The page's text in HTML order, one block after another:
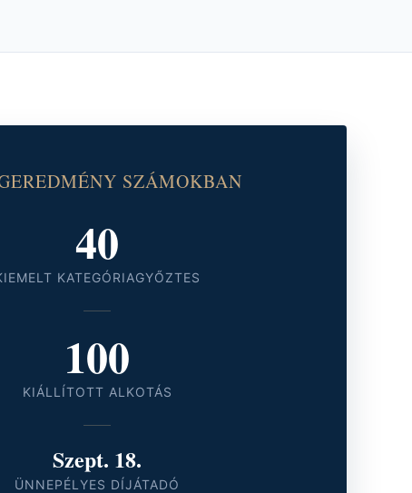
SZÁMOKBAN
40
KATEGÓRIAGYŐZTES
100
KIÁLLÍTOTT ALKOTÁS
Szept. 18.
ÜNNEPÉLYES DÍJÁTADÓ